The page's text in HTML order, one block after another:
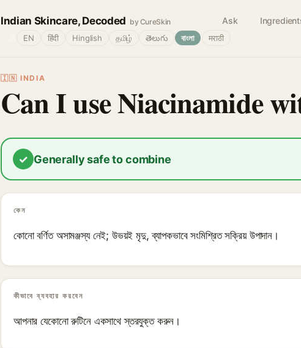
Indian Skincare, Decoded by CureSkin Ask
EN हिंदी Hinglish தமிழ் తెలుగు বাংলা मराठी
🇮🇳 INDIA
Can I use Niacinamide
✓ Generally safe to combine
কেন
কোনো বর্ণিত অসামঞ্জস্য নেই; উভয়ই মৃদু, ব্যাপকভাবে সংমিশ্রিত সক্রিয় উপাদান।
কীভাবে ব্যবহার করবেন
আপনার যেকোনো রুটিনে একসাথে স্তরযুক্ত করুন।